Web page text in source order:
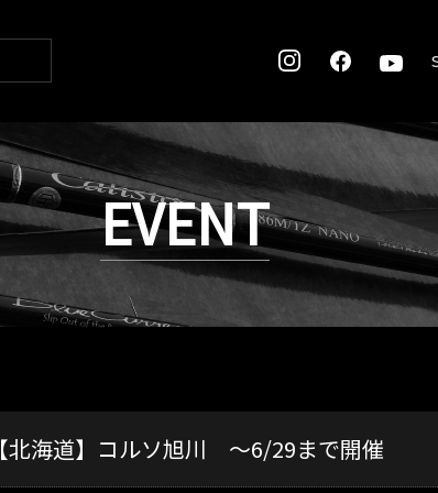
EVENT
【北海道】コルソ旭川 ～6/29まで開催